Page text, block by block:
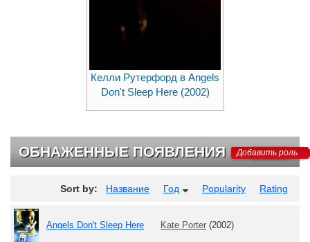
Келли Рутерфорд в Angels
Don't Sleep Here (2002)
ОБНАЖЕННЫЕ ПОЯВЛЕНИЯ Добавить роль
Sort by: Название Год Popularity Rating
Angels Don't Sleep Here Kate Porter (2002)